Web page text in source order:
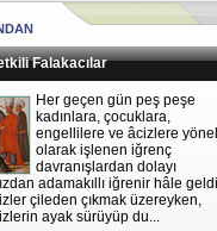
Falakacılar
Her geçen gün peş peşe
kadınlara, çocuklara,
engellilere ve âcizlere
olarak işlenen iğrenç
davranışlardan dolayı
adamakıllı iğrenir hâle
çileden çıkmak üzereyken,
ayak sürüyüp du...